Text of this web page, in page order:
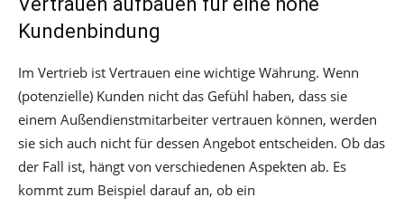
Kundenbindung
Im Vertrieb ist Vertrauen eine wichtige Währung. Wenn
(potenzielle) Kunden nicht das Gefühl haben, dass sie
einem Außendienstmitarbeiter vertrauen können, werden
sie sich auch nicht für dessen Angebot entscheiden. Ob das
der Fall ist, hängt von verschiedenen Aspekten ab. Es
kommt zum Beispiel darauf an, ob ein